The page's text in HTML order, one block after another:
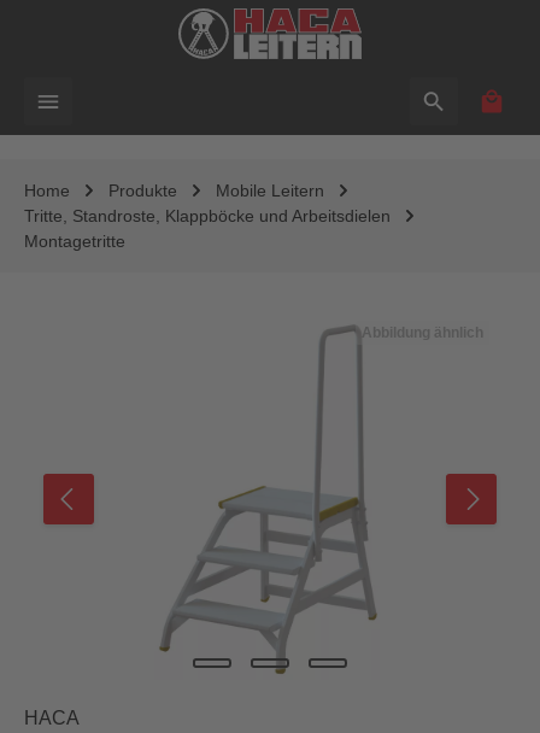
Home Produkte
Mobile Leitern
Tritte, Standroste, Klappböcke und Arbeitsdielen
Montagetritte
Abbildung ähnlich
HACA